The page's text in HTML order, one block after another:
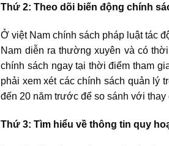
Thứ 2: Theo dõi biến động chính
Ở việt Nam chính sách pháp luật tác
Nam diễn ra thường xuyên và có
chính sách ngay tại thời điểm tham
phải xem xét các chính sách quản lý
đến 20 năm trước để so sánh với thay
Thứ 3: Tìm hiểu về thông tin quy